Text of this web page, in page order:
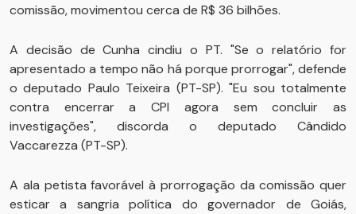
comissão, movimentou cerca de R$ 36 bilhões.
A decisão de Cunha cindiu o PT. "Se o relatório for
apresentado a tempo não há porque prorrogar", defende
o deputado Paulo Teixeira (PT-SP). "Eu sou totalmente
contra encerrar a CPI agora sem concluir as
investigações", discorda o deputado Cândido
Vaccarezza (PT-SP).
A ala petista favorável à prorrogação da comissão quer
esticar a sangria política do governador de Goiás,